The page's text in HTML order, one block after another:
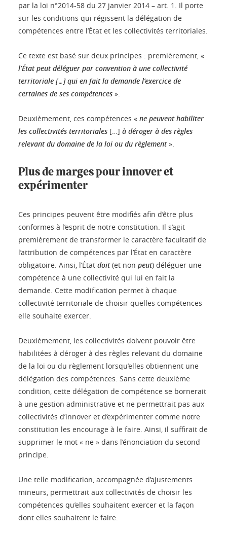
par la loi n°2014-58 du 27 janvier 2014 – art. 1. Il porte
sur les conditions qui régissent la délégation de
compétences entre l’État et les collectivités territoriales.
Ce texte est basé sur deux principes : premièrement, «
l’État peut déléguer par convention à une collectivité
territoriale […] qui en fait la demande l’exercice de
certaines de ses compétences ».
Deuxièmement, ces compétences « ne peuvent habiliter
les collectivités territoriales […] à déroger à des règles
relevant du domaine de la loi ou du règlement».
Plus de marges pour innover et
expérimenter
Ces principes peuvent être modifiés afin d’être plus
conformes à l’esprit de notre constitution. Il s’agit
premièrement de transformer le caractère facultatif de
l’attribution de compétences par l’État en caractère
obligatoire. Ainsi, l’État doit(et non peut) déléguer une
compétence à une collectivité qui lui en fait la
demande. Cette modification permet à chaque
collectivité territoriale de choisir quelles compétences
elle souhaite exercer.
Deuxièmement, les collectivités doivent pouvoir être
habilitées à déroger à des règles relevant du domaine
de la loi ou du règlement lorsqu’elles obtiennent une
délégation des compétences. Sans cette deuxième
condition, cette délégation de compétence se bornerait
à une gestion administrative et ne permettrait pas aux
collectivités d’innover et d’expérimenter comme notre
constitution les encourage à le faire. Ainsi, il suffirait de
supprimer le mot « ne » dans l’énonciation du second
principe.
Une telle modification, accompagnée d’ajustements
mineurs, permettrait aux collectivités de choisir les
compétences qu’elles souhaitent exercer et la façon
dont elles souhaitent le faire.